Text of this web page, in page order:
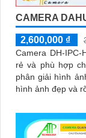
CAMERA
2,600,000 ₫
Camera DH-
rẻ và phù hợp cho
phân giải hình
hình ảnh đẹp và